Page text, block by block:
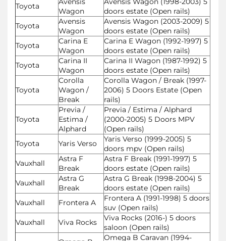
Toyota
Wagon
doors estate (Open rails)
Toyota
Avensis
Wagon
Avensis Wagon (2003-2009) 5
doors estate (Open rails)
Toyota
Carina E
Wagon
Carina E Wagon (1992-1997) 5
doors estate (Open rails)
Toyota
Carina II
Wagon
Carina II Wagon (1987-1992) 5
doors estate (Open rails)
Toyota
Corolla
Wagon /
Break
Corolla Wagon / Break (1997-
2006) 5 Doors Estate (Open
rails)
Toyota
Previa /
Estima /
Alphard
Previa / Estima / Alphard
(2000-2005) 5 Doors MPV
(Open rails)
Toyota
Yaris Verso
Yaris Verso (1999-2005) 5
doors mpv (Open rails)
Vauxhall
Astra F
Break
Astra F Break (1991-1997) 5
doors estate (Open rails)
Vauxhall
Astra G
Break
Astra G Break (1998-2004) 5
doors estate (Open rails)
Vauxhall
Frontera A
Frontera A (1991-1998) 5 doors
suv (Open rails)
Vauxhall
Viva Rocks
Viva Rocks (2016-) 5 doors
saloon (Open rails)
Omega B Caravan (1994-